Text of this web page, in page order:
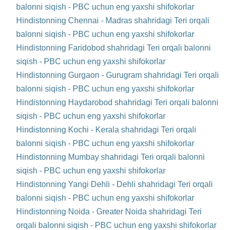
balonni siqish - PBC uchun eng yaxshi shifokorlar
Hindistonning Chennai - Madras shahridagi Teri orqali
balonni siqish - PBC uchun eng yaxshi shifokorlar
Hindistonning Faridobod shahridagi Teri orqali balonni
siqish - PBC uchun eng yaxshi shifokorlar
Hindistonning Gurgaon - Gurugram shahridagi Teri orqali
balonni siqish - PBC uchun eng yaxshi shifokorlar
Hindistonning Haydarobod shahridagi Teri orqali balonni
siqish - PBC uchun eng yaxshi shifokorlar
Hindistonning Kochi - Kerala shahridagi Teri orqali
balonni siqish - PBC uchun eng yaxshi shifokorlar
Hindistonning Mumbay shahridagi Teri orqali balonni
siqish - PBC uchun eng yaxshi shifokorlar
Hindistonning Yangi Dehli - Dehli shahridagi Teri orqali
balonni siqish - PBC uchun eng yaxshi shifokorlar
Hindistonning Noida - Greater Noida shahridagi Teri
orqali balonni siqish - PBC uchun eng yaxshi shifokorlar